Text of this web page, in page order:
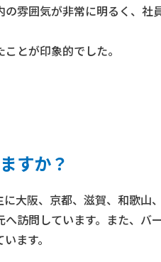
雰囲気が非常に明るく、社
とが印象的でした。
すか？
大阪、京都、滋賀、和歌山
訪問しています。また、バ
ます。